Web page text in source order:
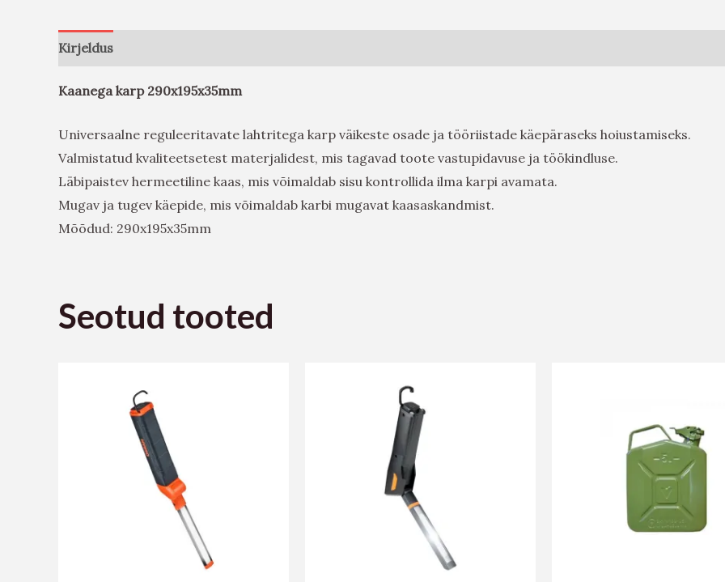
Kirjeldus
Kaanega karp 290x195x35mm
Universaalne reguleeritavate lahtritega karp väikeste osade ja tööriistade käepäraseks hoiustamiseks.
Valmistatud kvaliteetsetest materjalidest, mis tagavad toote vastupidavuse ja töökindluse.
Läbipaistev hermeetiline kaas, mis võimaldab sisu kontrollida ilma karpi avamata.
Mugav ja tugev käepide, mis võimaldab karbi mugavat kaasaskandmist.
Mõõdud: 290x195x35mm
Seotud tooted